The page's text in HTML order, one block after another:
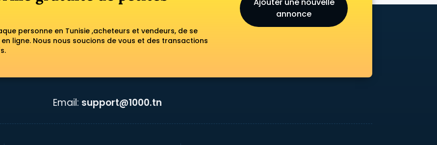
personne en Tunisie ,acheteurs et vendeurs, de se
ligne. Nous nous soucions de vous et des transactions
annonce
Email: support@1000.tn